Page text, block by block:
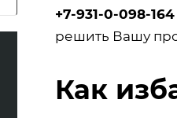
+7-931-0-098-164
решить Вашу
Как